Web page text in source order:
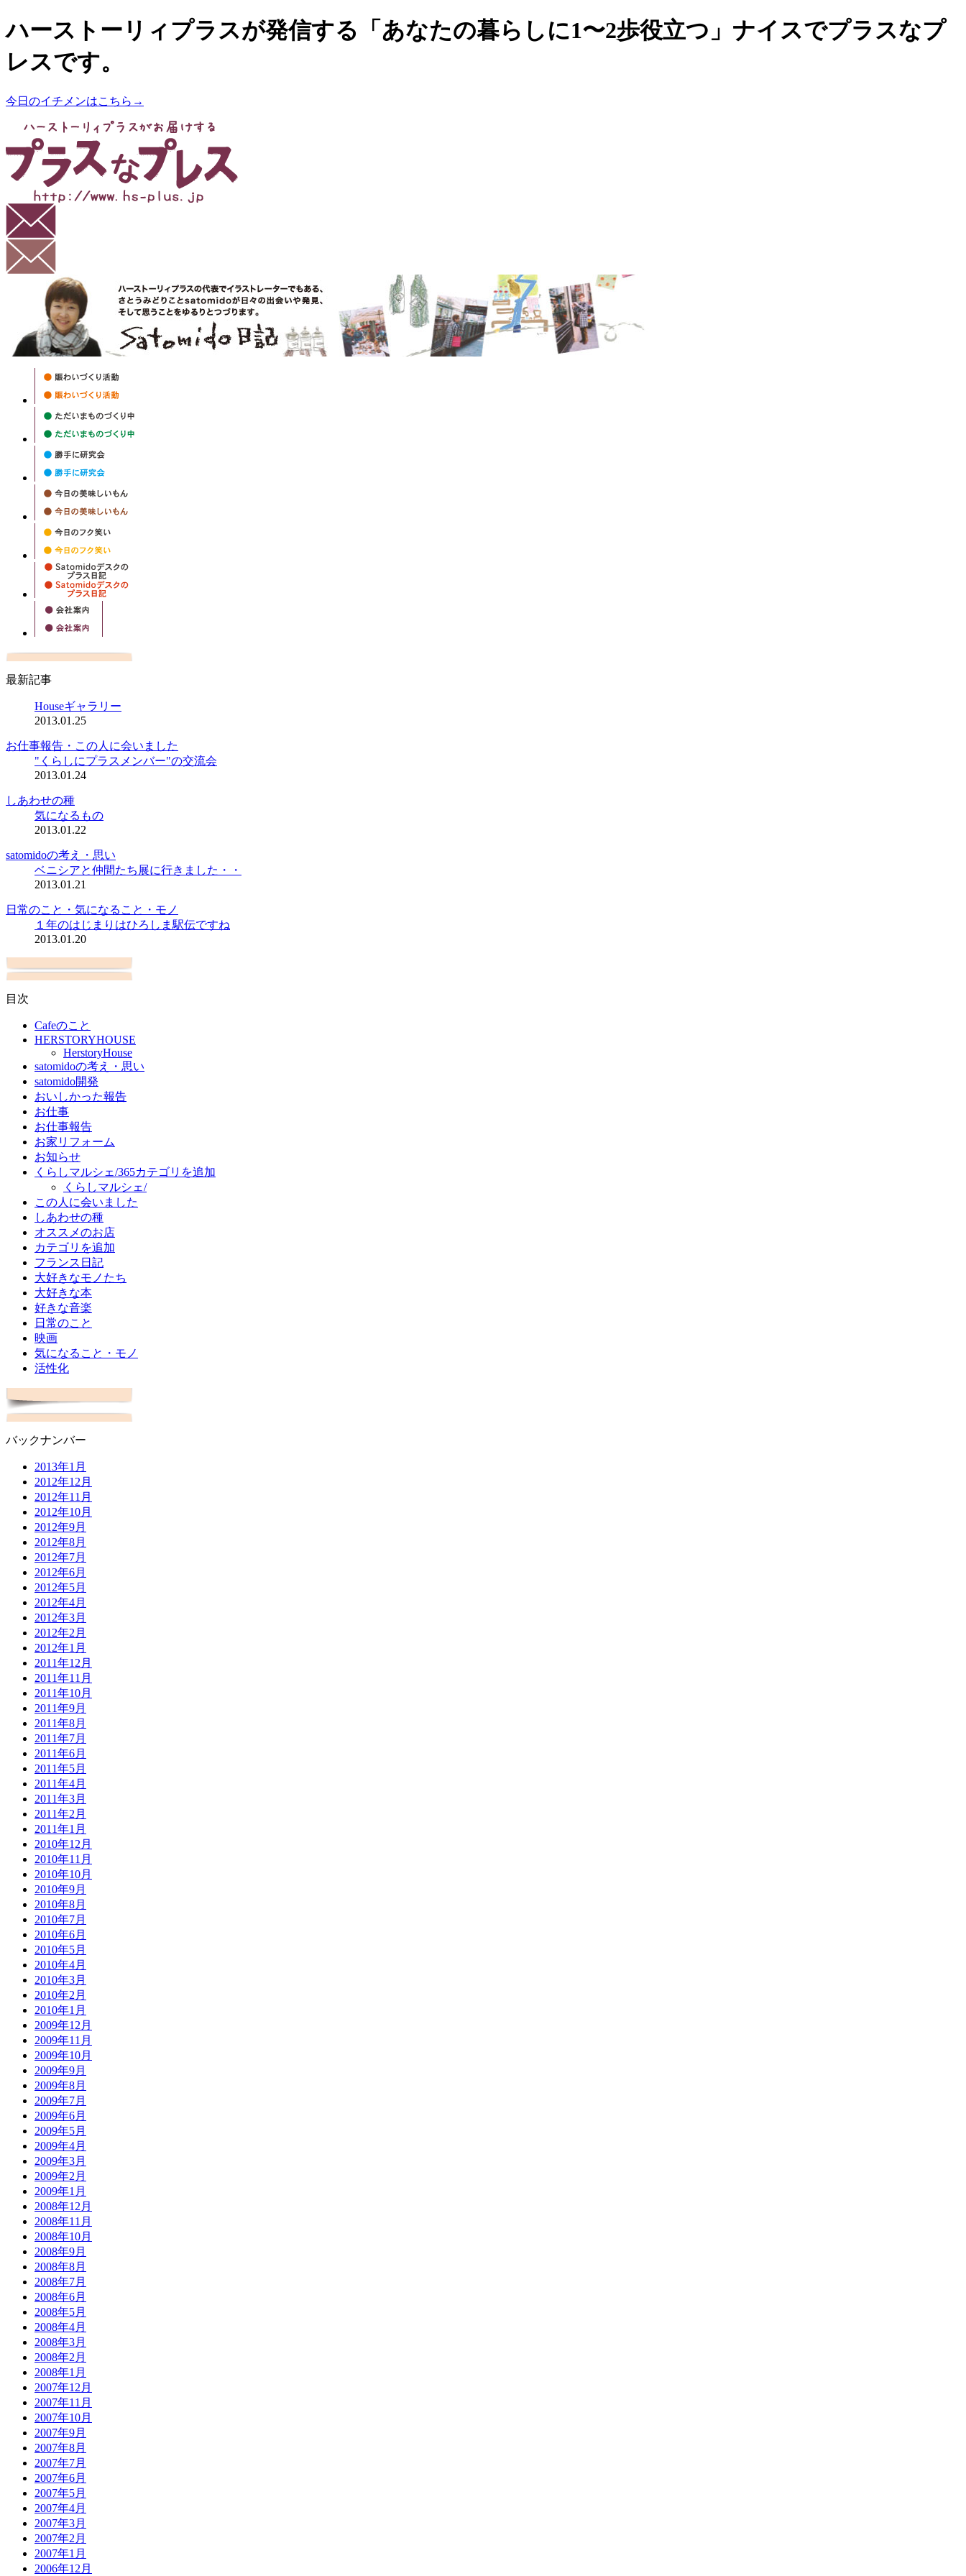
ハーストーリィプラスが発信する「あなたの暮らしに1〜2歩役立つ」ナイスでプラスなプ
レスです。
今日のイチメンはこちら→
最新記事
Houseギャラリー
2013.01.25
お仕事報告・この人に会いました
"くらしにプラスメンバー"の交流会
2013.01.24
しあわせの種
気になるもの
2013.01.22
satomidoの考え・思い
ベニシアと仲間たち展に行きました・・
2013.01.21
日常のこと・気になること・モノ
１年のはじまりはひろしま駅伝ですね
2013.01.20
目次
Cafeのこと
HERSTORYHOUSE
HerstoryHouse
satomidoの考え・思い
satomido開発
おいしかった報告
お仕事
お仕事報告
お家リフォーム
お知らせ
くらしマルシェ/365カテゴリを追加
くらしマルシェ/
この人に会いました
しあわせの種
オススメのお店
カテゴリを追加
フランス日記
大好きなモノたち
大好きな本
好きな音楽
日常のこと
映画
気になること・モノ
活性化
バックナンバー
2013年1月
2012年12月
2012年11月
2012年10月
2012年9月
2012年8月
2012年7月
2012年6月
2012年5月
2012年4月
2012年3月
2012年2月
2012年1月
2011年12月
2011年11月
2011年10月
2011年9月
2011年8月
2011年7月
2011年6月
2011年5月
2011年4月
2011年3月
2011年2月
2011年1月
2010年12月
2010年11月
2010年10月
2010年9月
2010年8月
2010年7月
2010年6月
2010年5月
2010年4月
2010年3月
2010年2月
2010年1月
2009年12月
2009年11月
2009年10月
2009年9月
2009年8月
2009年7月
2009年6月
2009年5月
2009年4月
2009年3月
2009年2月
2009年1月
2008年12月
2008年11月
2008年10月
2008年9月
2008年8月
2008年7月
2008年6月
2008年5月
2008年4月
2008年3月
2008年2月
2008年1月
2007年12月
2007年11月
2007年10月
2007年9月
2007年8月
2007年7月
2007年6月
2007年5月
2007年4月
2007年3月
2007年2月
2007年1月
2006年12月